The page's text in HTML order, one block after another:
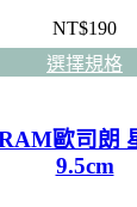
NT$190
選擇規格
歐司朗
9.5cm